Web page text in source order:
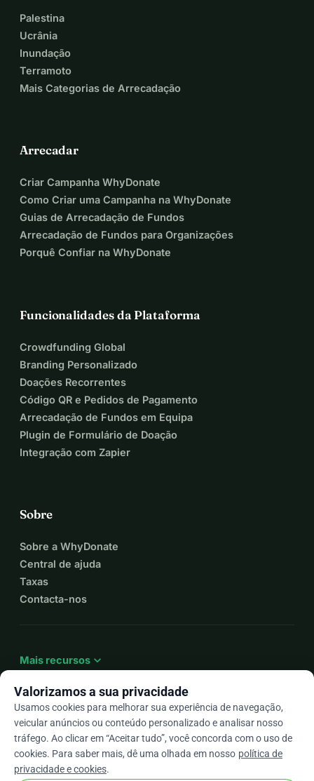
Palestina
Ucrânia
Inundação
Terramoto
Mais Categorias de Arrecadação
Arrecadar
Criar Campanha WhyDonate
Como Criar uma Campanha na WhyDonate
Guias de Arrecadação de Fundos
Arrecadação de Fundos para Organizações
Porquê Confiar na WhyDonate
Funcionalidades da Plataforma
Crowdfunding Global
Branding Personalizado
Doações Recorrentes
Código QR e Pedidos de Pagamento
Arrecadação de Fundos em Equipa
Plugin de Formulário de Doação
Integração com Zapier
Sobre
Sobre a WhyDonate
Central de ajuda
Taxas
Contacta-nos
Mais recursos expand_more
Ptarrow_drop_down
★★★★★4,9 / 5 com base em mais de 500 avaliações
Valorizamos a sua privacidade
Usamos cookies para melhorar sua experiência de navegação,
veicular anúncios ou conteúdo personalizado e analisar nosso
tráfego. Ao clicar em “Aceitar tudo”, você concorda com o uso de
cookies. Para saber mais, dê uma olhada em nosso política de
privacidade e cookies.